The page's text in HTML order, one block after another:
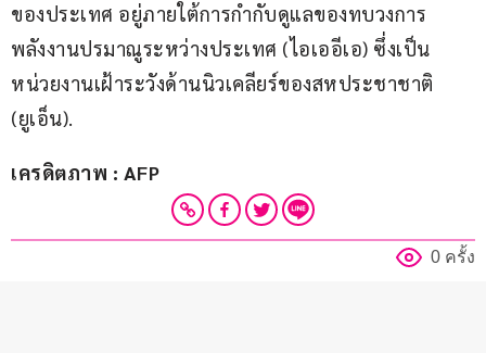
ของประเทศ อยู่ภายใต้การกำกับดูแลของทบวงการ
พลังงานปรมาณูระหว่างประเทศ (ไอเออีเอ) ซึ่งเป็น
หน่วยงานเฝ้าระวังด้านนิวเคลียร์ของสหประชาชาติ
(ยูเอ็น).
เครดิตภาพ : AFP
0 ครั้ง